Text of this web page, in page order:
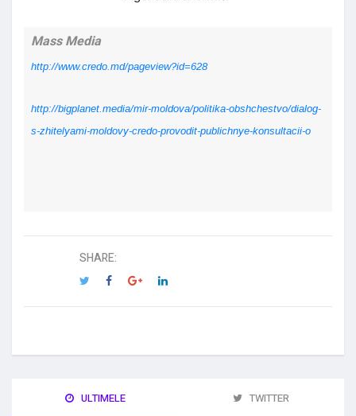
Mass Media
http://www.credo.md/pageview?id=628
http://bigplanet.media/mir-moldova/politika-obshchestvo/dialog-
s-zhitelyami-moldovy-credo-provodit-publichnye-konsultacii-o
SHARE:
ULTIMELE TWITTER